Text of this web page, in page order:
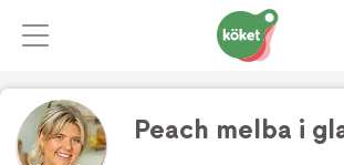
Peach melba i